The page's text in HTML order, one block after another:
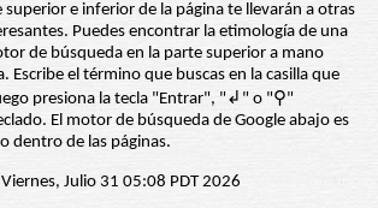
superior e inferior de la página te llevarán a otras
Puedes encontrar la etimología de una
de búsqueda en la parte superior a mano
Escribe el término que buscas en la casilla que
presiona la tecla "Entrar", "↲" o "⚲"
El motor de búsqueda de Google abajo es
dentro de las páginas.
Julio 31 05:08 PDT 2026